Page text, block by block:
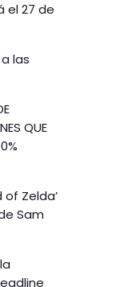
el 27 de
las
QUE
Zelda’
Sam